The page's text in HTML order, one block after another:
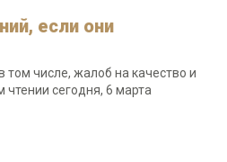
если они
числе, жалоб на качество и
чтении сегодня, 6 марта